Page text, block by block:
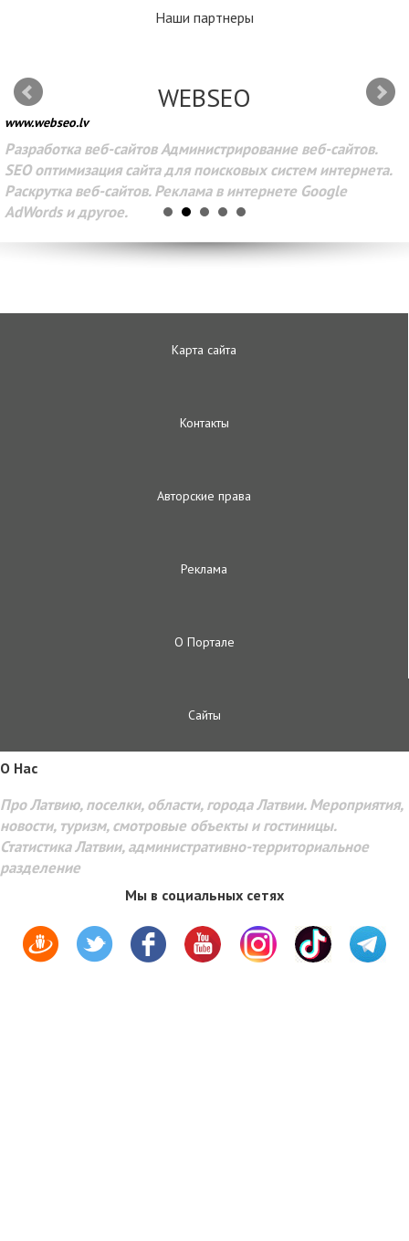
Наши партнеры
WEBSEO
www.webseo.lv
Разработка веб-сайтов Администрирование веб-сайтов.
SEO оптимизация сайта для поисковых систем интернета.
Раскрутка веб-сайтов. Реклама в интернете Google
AdWords и другое.
Карта сайта
Контакты
Авторские права
Реклама
О Портале
Сайты
O Hac
Про Латвию, поселки, области, города Латвии. Мероприятия,
новости, туризм, смотровые объекты и гостиницы.
Статистика Латвии, административно-территориальное
разделение
Мы в социальных сетях